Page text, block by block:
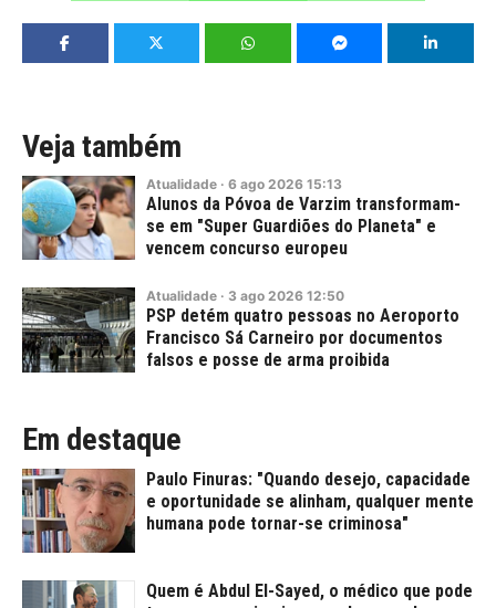
Veja também
Atualidade · 6 ago 2026 15:13
Alunos da Póvoa de Varzim transformam-
se em "Super Guardiões do Planeta" e
vencem concurso europeu
Atualidade · 3 ago 2026 12:50
PSP detém quatro pessoas no Aeroporto
Francisco Sá Carneiro por documentos
falsos e posse de arma proibida
Em destaque
Paulo Finuras: "Quando desejo, capacidade
e oportunidade se alinham, qualquer mente
humana pode tornar-se criminosa"
Quem é Abdul El-Sayed, o médico que pode